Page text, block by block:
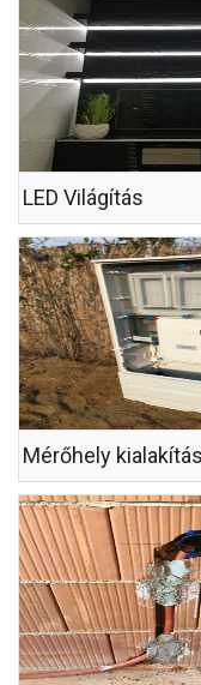
LED Világítás
Mérőhely kialakítás